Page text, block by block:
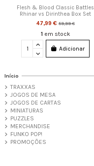
Flesh & Blood Classic Battles
Rhinar vs Dirinthea Box Set
47,99 €59,99 €
1 em stock
Adicionar
Início
TRAXXAS
JOGOS DE MESA
JOGOS DE CARTAS
MINIATURAS
PUZZLES
MERCHANDISE
FUNKO POP!
PROMOÇÕES